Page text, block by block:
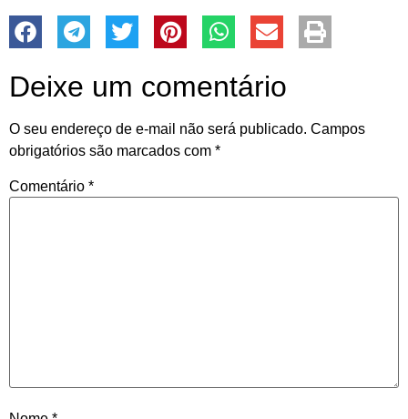
Deixe um comentário
O seu endereço de e-mail não será publicado. Campos
obrigatórios são marcados com *
Comentário *